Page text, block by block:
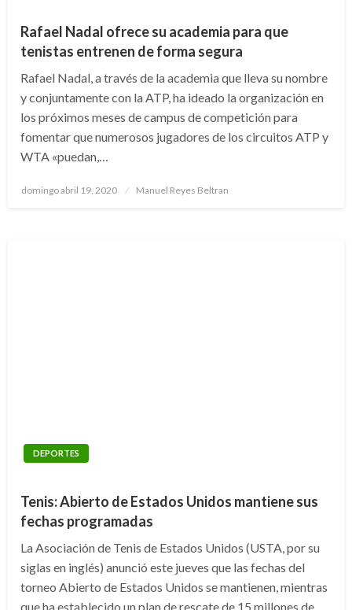
Rafael Nadal ofrece su academia para que
tenistas entrenen de forma segura
Rafael Nadal, a través de la academia que lleva su nombre
y conjuntamente con la ATP, ha ideado la organización en
los próximos meses de campus de competición para
fomentar que numerosos jugadores de los circuitos ATP y
WTA «puedan,…
Publicado
domingo abril 19, 2020 Manuel Reyes Beltran
DEPORTES
Tenis: Abierto de Estados Unidos mantiene sus
fechas programadas
La Asociación de Tenis de Estados Unidos (USTA, por su
siglas en inglés) anunció este jueves que las fechas del
torneo Abierto de Estados Unidos se mantienen, mientras
que ha establecido un plan de rescate de 15 millones de